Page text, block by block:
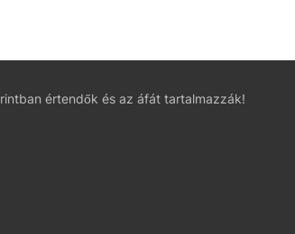
értendők és az áfát tartalmazzák!